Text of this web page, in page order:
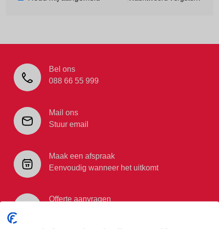
Bel ons
088 66 55 999
Mail ons
Stuur email
Maak een afspraak
Eenvoudig wanneer het uitkomt
Offerte aanvragen